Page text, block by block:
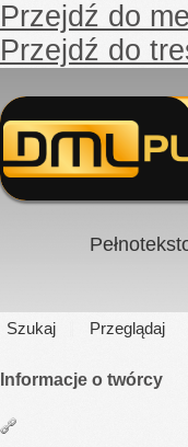
Przejdź do
Przejdź do
Szukaj Przeglądaj
Informacje o twórcy